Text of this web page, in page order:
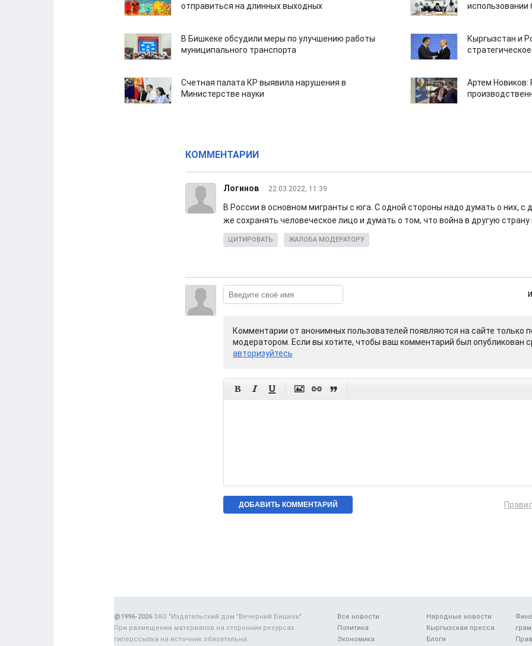
отправиться на длинных выходных
В Бишкеке обсудили меры по улучшению работы
муниципального транспорта
Кыргызстан и
Счетная палата КР выявила нарушения в
Министерстве науки
Артем
КОММЕНТАРИИ
Логинов 22.03.2022, 11:39
В России в основном мигранты с юга. С одной стороны надо думать о них, с
же сохранять человеческое лицо и думать о том, что война в другую страну
ЦИТИРОВАТЬ ЖАЛОБА МОДЕРАТОРУ
Комментарии от анонимных пользователей появляются на сайте только
модератором. Если вы хотите, чтобы ваш комментарий был опубликован
авторизуйтесь
     
Все новости
Политика
Экономика
Народные новости
Кыргызская пресса
Блоги
@1996-2026ЗАО "Издательский дом "Вечерний Бишкек"
При размещении материалов на сторонних ресурсах
гиперссылка на источник обязательна.